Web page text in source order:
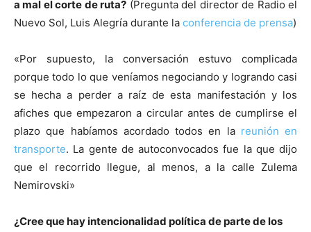
a mal el corte de ruta? (Pregunta del director de Radio el
Nuevo Sol, Luis Alegría durante la conferencia de prensa)
«Por supuesto, la conversación estuvo complicada
porque todo lo que veníamos negociando y logrando casi
se hecha a perder a raíz de esta manifestación y los
afiches que empezaron a circular antes de cumplirse el
plazo que habíamos acordado todos en la reunión en
transporte. La gente de autoconvocados fue la que dijo
que el recorrido llegue, al menos, a la calle Zulema
Nemirovski»
¿Cree que hay intencionalidad política de parte de los